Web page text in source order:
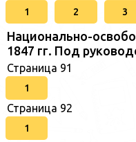
1 2 3
Национально-
1847 гг. Под
Страница 91
1
Страница 92
1